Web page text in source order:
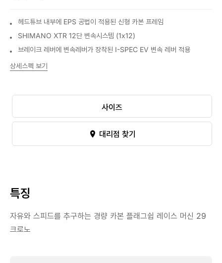
헤드튜브 내부에 EPS 공법이 적용된 신형 카본 프레임
SHIMANO XTR 12단 변속시스템 (1x12)
브레이크 레버에 변속레버가 장착된 I-SPEC EV 변속 레버 적용
상세스펙 보기
사이즈
대리점 찾기
특징
자유와 스피드를 추구하는 경량 카본 플래그쉽 레이스 머신 29
크로노